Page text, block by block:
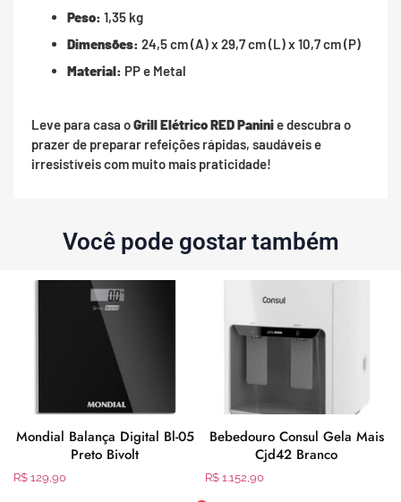
Peso: 1,35 kg
Dimensões: 24,5 cm (A) x 29,7 cm (L) x 10,7 cm (P)
Material: PP e Metal
Leve para casa oGrill Elétrico RED Paninie descubra o
prazer de preparar refeições rápidas, saudáveis e
irresistíveis com muito mais praticidade!
Você pode gostar também
Mondial Balança Digital Bl-05
Preto Bivolt
R$ 129,90
Bebedouro Consul Gela Mais
Cjd42 Branco
R$ 1.152,90